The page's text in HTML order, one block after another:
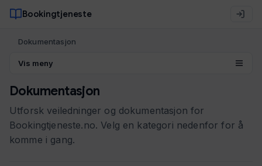
Bookingtjeneste
Dokumentasjon
Vis meny
Dokumentasjon
Utforsk veiledninger og dokumentasjon for
Bookingtjeneste.no. Velg en kategori nedenfor for å
komme i gang.